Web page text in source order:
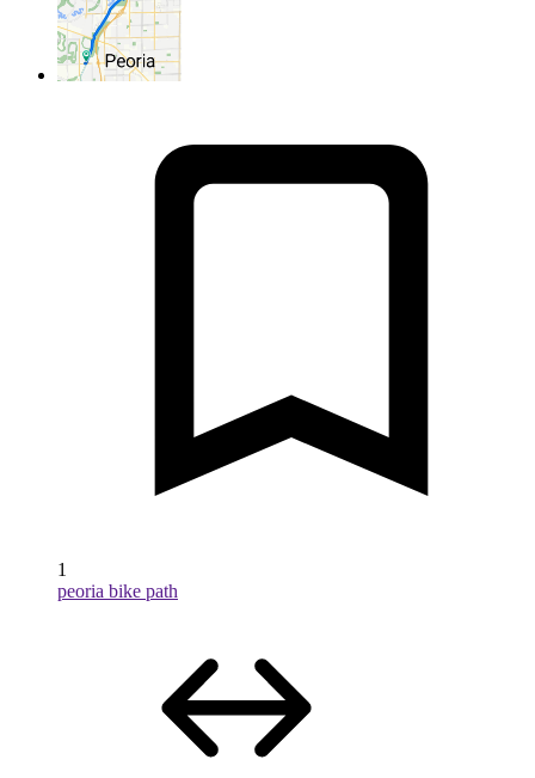
1
peoria bike path